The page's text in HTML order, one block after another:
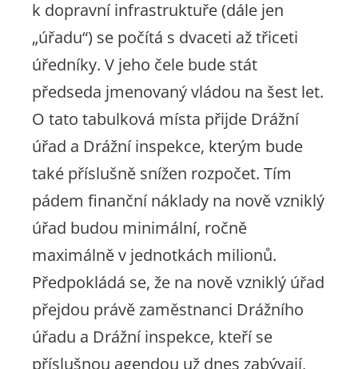
k dopravní infrastruktuře (dále jen
„úřadu“) se počítá s dvaceti až třiceti
úředníky. V jeho čele bude stát
předseda jmenovaný vládou na šest let.
O tato tabulková místa přijde Drážní
úřad a Drážní inspekce, kterým bude
také příslušně snížen rozpočet. Tím
pádem finanční náklady na nově vzniklý
úřad budou minimální, ročně
maximálně v jednotkách milionů.
Předpokládá se, že na nově vzniklý úřad
přejdou právě zaměstnanci Drážního
úřadu a Drážní inspekce, kteří se
příslušnou agendou už dnes zabývají,